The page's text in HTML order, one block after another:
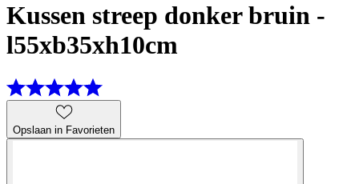
Kussen streep donker bruin -
l55xb35xh10cm
Opslaan in Favorieten